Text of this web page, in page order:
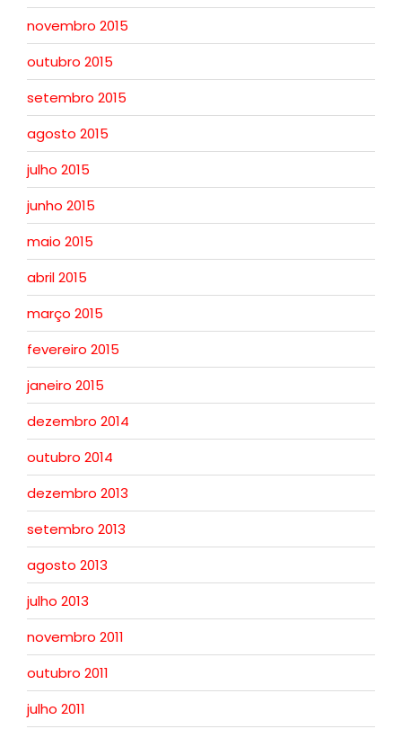
novembro 2015
outubro 2015
setembro 2015
agosto 2015
julho 2015
junho 2015
maio 2015
abril 2015
março 2015
fevereiro 2015
janeiro 2015
dezembro 2014
outubro 2014
dezembro 2013
setembro 2013
agosto 2013
julho 2013
novembro 2011
outubro 2011
julho 2011